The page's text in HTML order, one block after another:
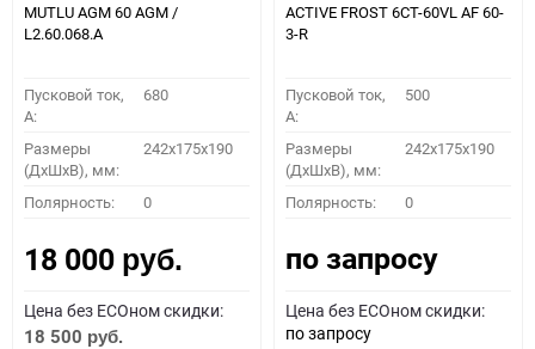
MUTLU AGM 60 AGM /
L2.60.068.A
Пусковой ток,
A:
680
Размеры
(ДхШхВ), мм:
242x175x190
Полярность: 0
18 000 руб.
Цена без ECOном скидки:
18 500 руб.
ACTIVE FROST 6СТ-60VL АF 60-
3-R
Пусковой ток,
A:
500
Размеры
(ДхШхВ), мм:
242x175x190
Полярность: 0
по запросу
Цена без ECOном скидки:
по запросу